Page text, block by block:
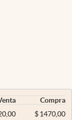
Compra
$1470,00